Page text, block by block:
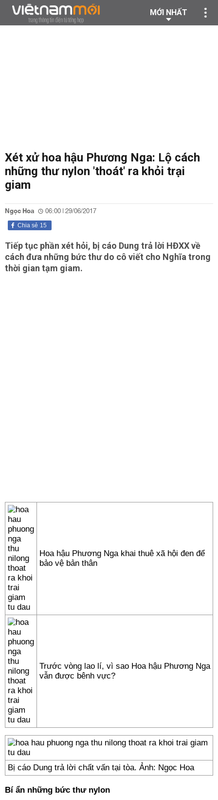
MỚI NHẤT
Xét xử hoa hậu Phương Nga: Lộ cách
những thư nylon 'thoát' ra khỏi trại
giam
Ngọc Hoa 06:00 | 29/06/2017
15
Chia sẻ
Tiếp tục phần xét hỏi, bị cáo Dung trả lời HĐXX về
cách đưa những bức thư do cô viết cho Nghĩa trong
thời gian tạm giam.
Hoa hậu Phương Nga khai thuê xã hội đen để
bảo vệ bản thân
Trước vòng lao lí, vì sao Hoa hậu Phương Nga
vẫn được bênh vực?
Bị cáo Dung trả lời chất vấn tại tòa. Ảnh: Ngọc Hoa
Bí ẩn những bức thư nylon